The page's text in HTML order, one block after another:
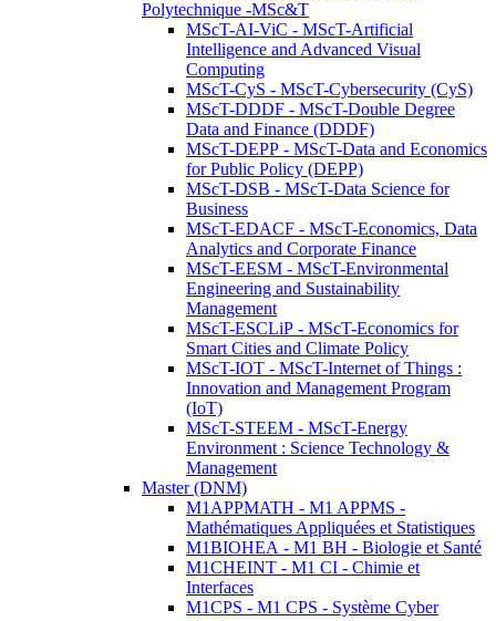
Polytechnique -MSc&T
MScT-AI-ViC - MScT-Artificial
Intelligence and Advanced Visual
Computing
MScT-CyS - MScT-Cybersecurity (CyS)
MScT-DDDF - MScT-Double Degree
Data and Finance (DDDF)
MScT-DEPP - MScT-Data and Economics
for Public Policy (DEPP)
MScT-DSB - MScT-Data Science for
Business
MScT-EDACF - MScT-Economics, Data
Analytics and Corporate Finance
MScT-EESM - MScT-Environmental
Engineering and Sustainability
Management
MScT-ESCLiP - MScT-Economics for
Smart Cities and Climate Policy
MScT-IOT - MScT-Internet of Things :
Innovation and Management Program
(IoT)
MScT-STEEM - MScT-Energy
Environment : Science Technology &
Management
Master (DNM)
M1APPMATH - M1 APPMS -
Mathématiques Appliquées et Statistiques
M1BIOHEA - M1 BH - Biologie et Santé
M1CHEINT - M1 CI - Chimie et
Interfaces
M1CPS - M1 CPS - Système Cyber